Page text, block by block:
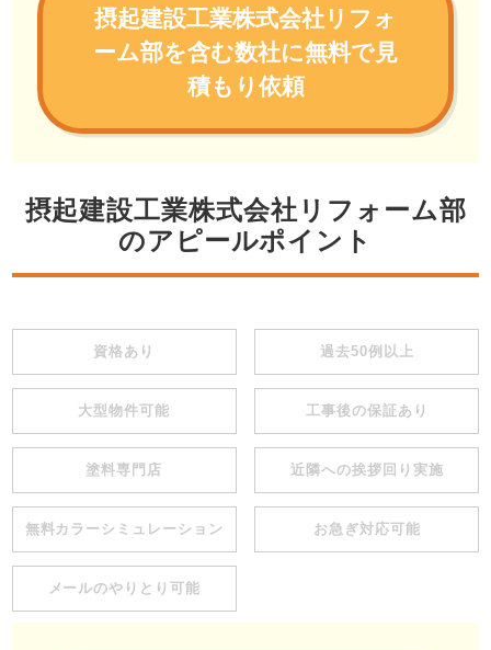
摂起建設工業株式会社リフォ
ーム部を含む数社に無料で見
積もり依頼
摂起建設工業株式会社リフォーム部
のアピールポイント
資格あり 過去50例以上
大型物件可能 工事後の保証あり
塗料専門店 近隣への挨拶回り実施
無料カラーシミュレーション お急ぎ対応可能
メールのやりとり可能